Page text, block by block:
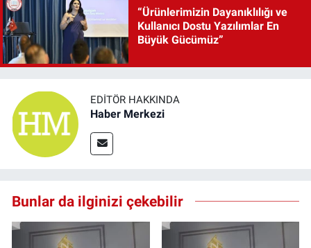
“Ürünlerimizin Dayanıklılığı ve
Kullanıcı Dostu Yazılımlar En
Büyük Gücümüz”
EDITÖR HAKKINDA
Haber Merkezi
Bunlar da ilginizi çekebilir